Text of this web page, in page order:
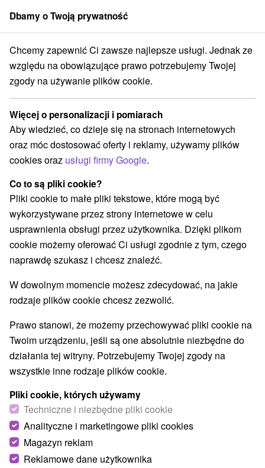
członek grupySorger
Atrakcje na Słowacji Túry a turistické chodníky Pohronie
Túry a turistické chodníky Pohronie
Kategorie
Wszystkie kategorie
Aquaparki, baseny(4)
Túry a turistické chodníky (8)
Amfiteatry i kina w przyrodzie
Źródła(4) Parki miejskie i zamkowe(2)
Obiekty architektoniczne(2) Miejsca sakralne(2)
Zamki(2) Jazda konna(1) Zamki, pałace, ruiny(11)
Wieże obserwacyjne i chodniki(1)
Planetarium i obserwatorium(1)
Jeziora, jeziora, zbiorniki wodne
Kościoły drewniane(1) Wodospady(2) Pomniki(1)
Zabytki techniki(5) Atrakcje dla dzieci
Ogrody zoologiczne i fermy zwierząt(1)
Muzea i galerie(7) Atrakcje turystyczne(19)
Atrakcje z adrenaliną (1)
Wsie i miasta
Banská Štiavnica(2) Žiar nad Hronom
Dbamy o Twoją prywatność
Chcemy zapewnić Ci zawsze najlepsze usługi. Jednak ze
względu na obowiązujące prawo potrzebujemy Twojej
zgody na używanie plików cookie.
Więcej o personalizacji i pomiarach
Aby wiedzieć, co dzieje się na stronach internetowych
oraz móc dostosować oferty i reklamy, używamy plików
cookies oraz usługi firmy Google.
Co to są pliki cookie?
Pliki cookie to małe pliki tekstowe, które mogą być
wykorzystywane przez strony internetowe w celu
usprawnienia obsługi przez użytkownika. Dzięki plikom
cookie możemy oferować Ci usługi zgodnie z tym, czego
naprawdę szukasz i chcesz znaleźć.
W dowolnym momencie możesz zdecydować, na jakie
rodzaje plików cookie chcesz zezwolić.
Prawo stanowi, że możemy przechowywać pliki cookie na
Twoim urządzeniu, jeśli są one absolutnie niezbędne do
działania tej witryny. Potrzebujemy Twojej zgody na
wszystkie inne rodzaje plików cookie.
Pliki cookie, których używamy
Techniczne i niezbędne pliki cookie
Analityczne i marketingowe pliki cookies
Magazyn reklam
Reklamowe dane użytkownika